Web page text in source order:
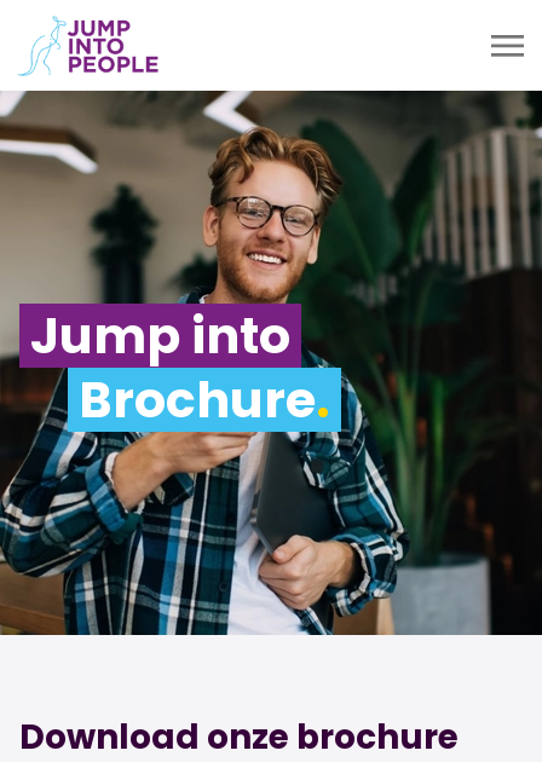
Jump into
Brochure.
Download onze brochure